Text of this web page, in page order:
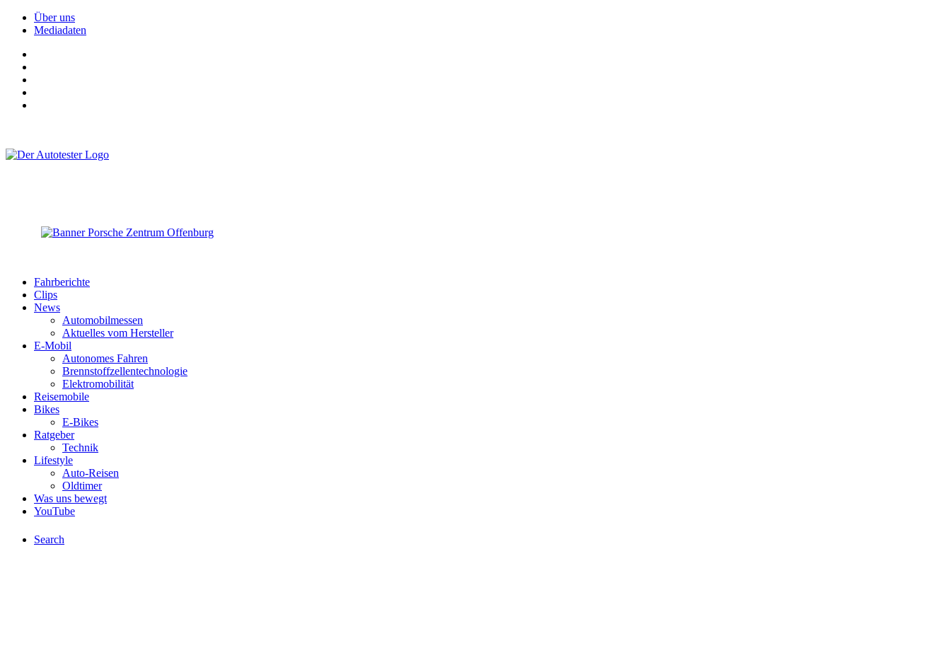
Über uns
Mediadaten
Fahrberichte
Clips
News
Automobilmessen
Aktuelles vom Hersteller
E-Mobil
Autonomes Fahren
Brennstoffzellentechnologie
Elektromobilität
Reisemobile
Bikes
E-Bikes
Ratgeber
Technik
Lifestyle
Auto-Reisen
Oldtimer
Was uns bewegt
YouTube
Search